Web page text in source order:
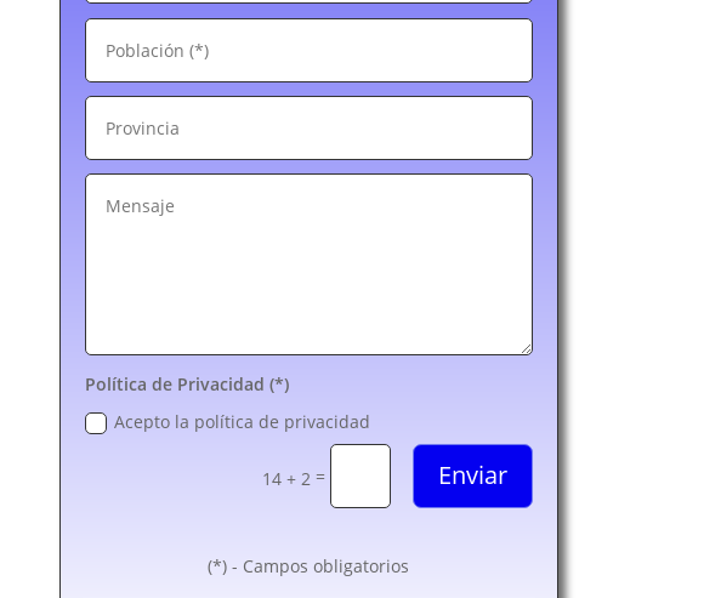
Política de Privacidad (*)
Acepto la política de privacidad
14 + 2 = Enviar
(*) - Campos obligatorios